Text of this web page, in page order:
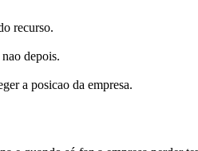
recurso.
depois.
a posicao da empresa.